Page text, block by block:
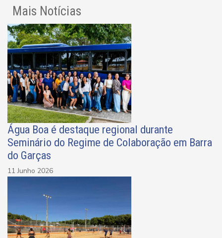
Mais Notícias
Água Boa é destaque regional durante
Seminário do Regime de Colaboração em Barra
do Garças
11 Junho 2026